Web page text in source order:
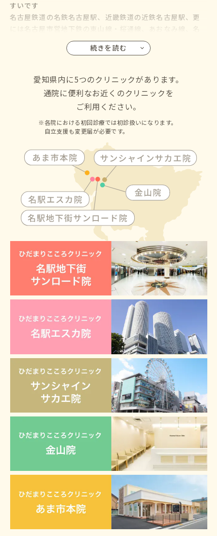
すいです
名古屋鉄道の名鉄名古屋駅、近畿鉄道の近鉄名古屋駅、更
には名古屋市営地下鉄の東山線・桜通線、あおなみ線、名
鉄バス・名古屋市営バスも名古屋駅に乗り入れているので、
名古屋市の千種区・東区・北区・西区・中村区・中区・昭
区・名東区・天白区にお住いの方からも通院して頂けます
続きを読む
愛知県内に5つのクリニックがあります。
通院に便利なお近くのクリニックを
ご利用ください。
各院における初回診療では初診扱いになります。
自立支援も変更届が必要です。